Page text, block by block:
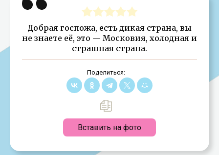
Добрая госпожа, есть дикая страна, вы
не знаете её, это — Московия, холодная и
страшная страна.
Поделиться:
Вставить на фото